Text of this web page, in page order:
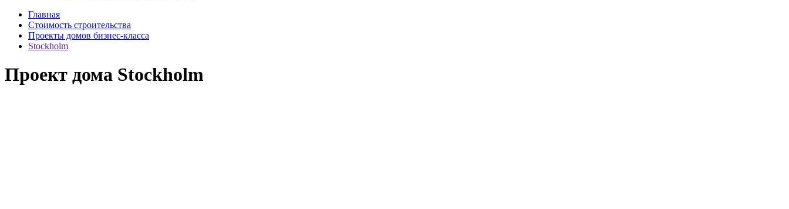
Главная
Стоимость строительства
Проекты домов бизнес-класса
Stockholm
Проект дома Stockholm